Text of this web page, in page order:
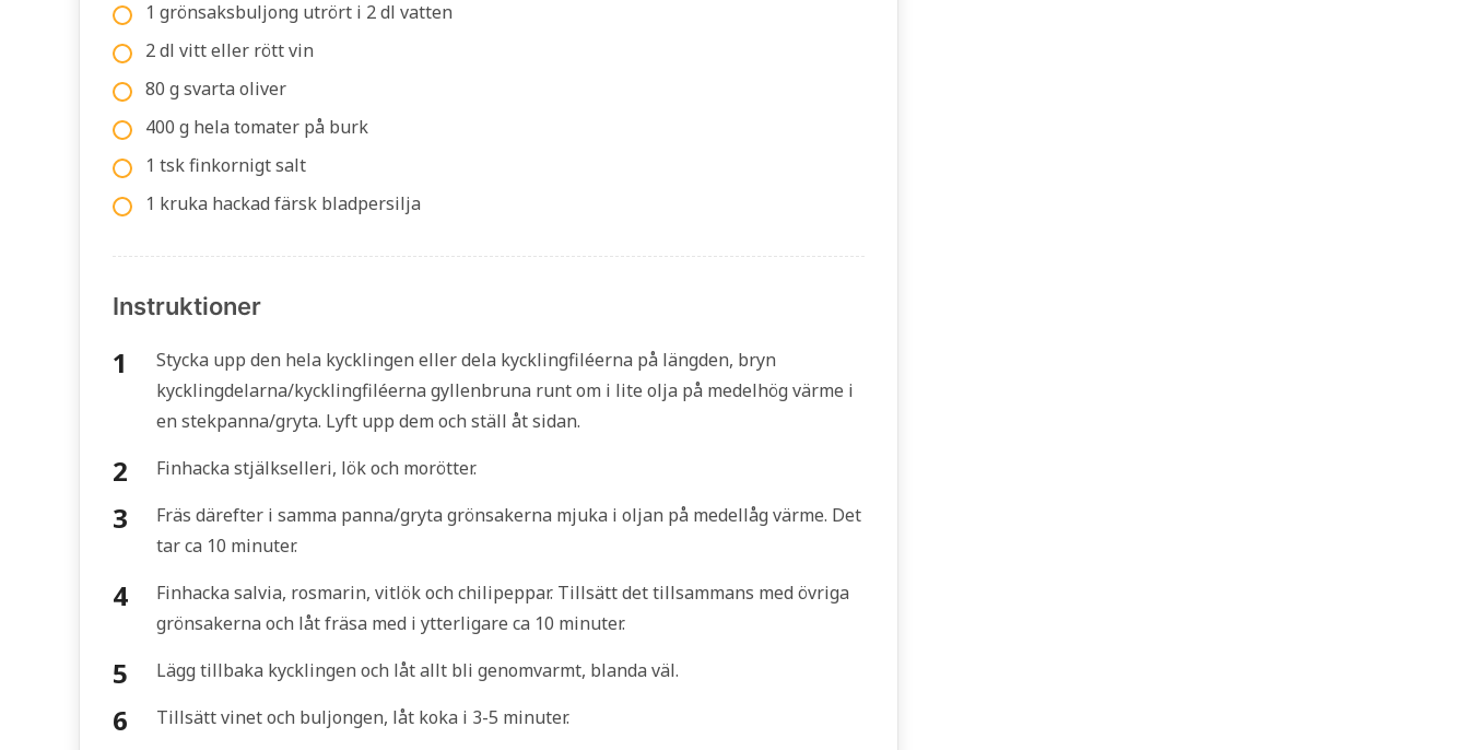
1 grönsaksbuljong utrört i 2 dl vatten
2 dl vitt eller rött vin
80 g svarta oliver
400 g hela tomater på burk
1 tsk finkornigt salt
1 kruka hackad färsk bladpersilja
Instruktioner
Stycka upp den hela kycklingen eller dela kycklingfiléerna på längden, bryn
kycklingdelarna/kycklingfiléerna gyllenbruna runt om i lite olja på medelhög värme i
en stekpanna/gryta. Lyft upp dem och ställ åt sidan.
Finhacka stjälkselleri, lök och morötter.
Fräs därefter i samma panna/gryta grönsakerna mjuka i oljan på medellåg värme. Det
tar ca 10 minuter.
Finhacka salvia, rosmarin, vitlök och chilipeppar. Tillsätt det tillsammans med övriga
grönsakerna och låt fräsa med i ytterligare ca 10 minuter.
Lägg tillbaka kycklingen och låt allt bli genomvarmt, blanda väl.
Tillsätt vinet och buljongen, låt koka i 3-5 minuter.